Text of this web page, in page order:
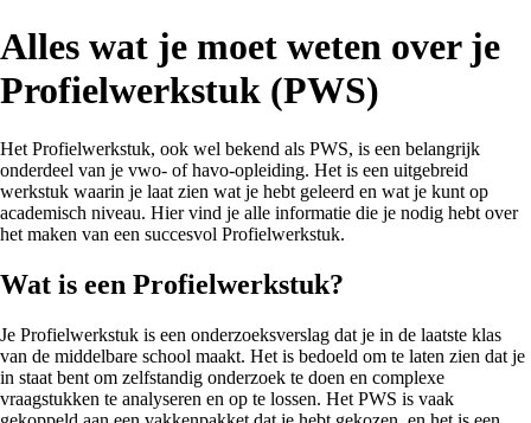
Alles wat je moet weten over je
Profielwerkstuk (PWS)
Het Profielwerkstuk, ook wel bekend als PWS, is een belangrijk
onderdeel van je vwo- of havo-opleiding. Het is een uitgebreid
werkstuk waarin je laat zien wat je hebt geleerd en wat je kunt op
academisch niveau. Hier vind je alle informatie die je nodig hebt over
het maken van een succesvol Profielwerkstuk.
Wat is een Profielwerkstuk?
Je Profielwerkstuk is een onderzoeksverslag dat je in de laatste klas
van de middelbare school maakt. Het is bedoeld om te laten zien dat je
in staat bent om zelfstandig onderzoek te doen en complexe
vraagstukken te analyseren en op te lossen. Het PWS is vaak